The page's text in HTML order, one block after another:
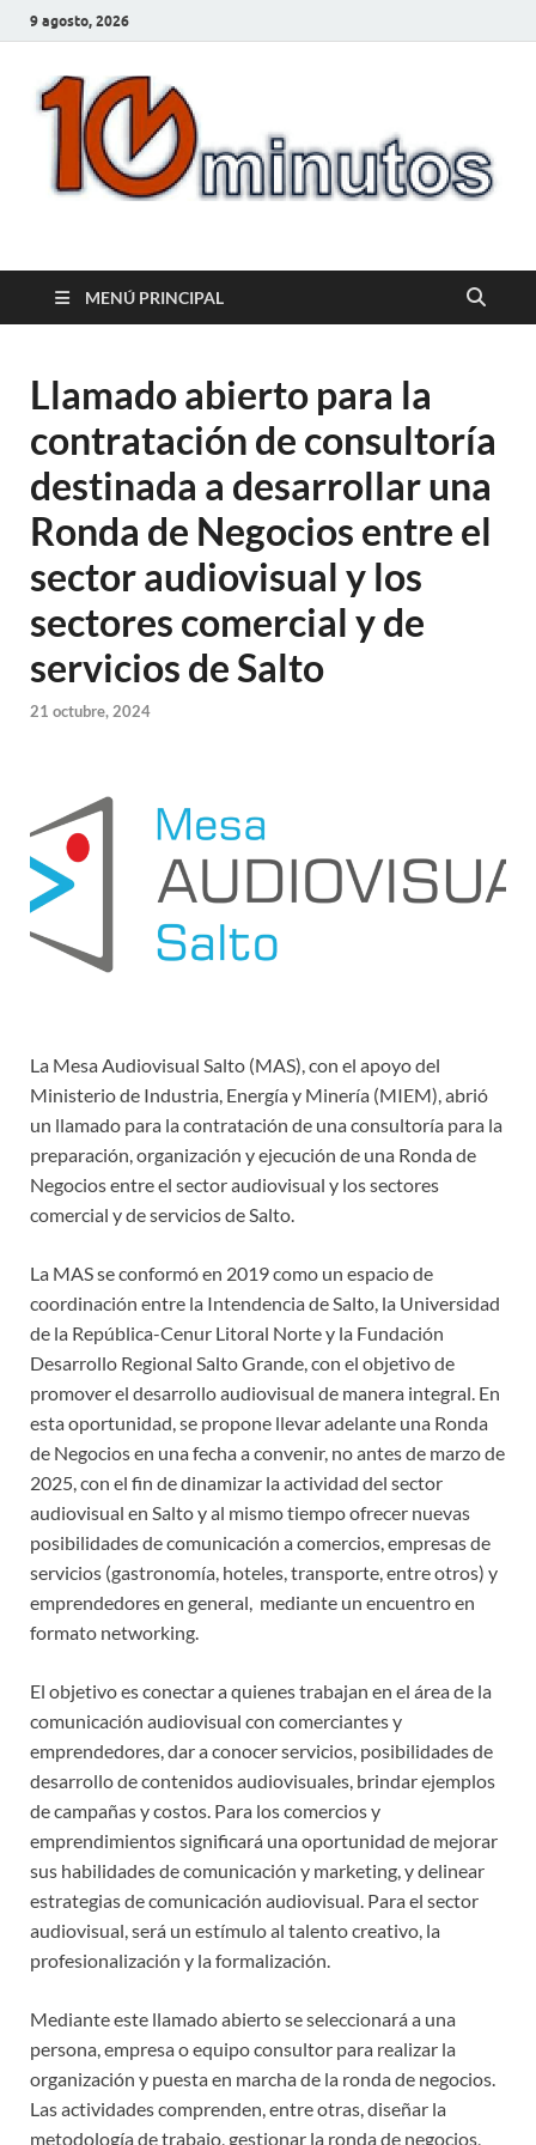
9 agosto, 2026
10minutos.com.uy
MENÚ PRINCIPAL
Llamado abierto para la
contratación de consultoría
destinada a desarrollar una
Ronda de Negocios entre el
sector audiovisual y los
sectores comercial y de
servicios de Salto
21 octubre, 2024
La Mesa Audiovisual Salto (MAS), con el apoyo del
Ministerio de Industria, Energía y Minería (MIEM), abrió
un llamado para la contratación de una consultoría para la
preparación, organización y ejecución de una Ronda de
Negocios entre el sector audiovisual y los sectores
comercial y de servicios de Salto.
La MAS se conformó en 2019 como un espacio de
coordinación entre la Intendencia de Salto, la Universidad
de la República-Cenur Litoral Norte y la Fundación
Desarrollo Regional Salto Grande, con el objetivo de
promover el desarrollo audiovisual de manera integral. En
esta oportunidad, se propone llevar adelante una Ronda
de Negocios en una fecha a convenir, no antes de marzo de
2025, con el fin de dinamizar la actividad del sector
audiovisual en Salto y al mismo tiempo ofrecer nuevas
posibilidades de comunicación a comercios, empresas de
servicios (gastronomía, hoteles, transporte, entre otros) y
emprendedores en general, mediante un encuentro en
formato networking.
El objetivo es conectar a quienes trabajan en el área de la
comunicación audiovisual con comerciantes y
emprendedores, dar a conocer servicios, posibilidades de
desarrollo de contenidos audiovisuales, brindar ejemplos
de campañas y costos. Para los comercios y
emprendimientos significará una oportunidad de mejorar
sus habilidades de comunicación y marketing, y delinear
estrategias de comunicación audiovisual. Para el sector
audiovisual, será un estímulo al talento creativo, la
profesionalización y la formalización.
Mediante este llamado abierto se seleccionará a una
persona, empresa o equipo consultor para realizar la
organización y puesta en marcha de la ronda de negocios.
Las actividades comprenden, entre otras, diseñar la
metodología de trabajo, gestionar la ronda de negocios,